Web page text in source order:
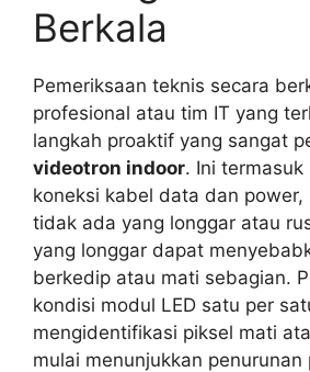
Berkala
Pemeriksaan teknis secara
profesional atau tim IT yang
langkah proaktif yang sangat
videotron indoor. Ini termasuk
koneksi kabel data dan power,
tidak ada yang longgar atau
yang longgar dapat
berkedip atau mati sebagian.
kondisi modul LED satu per
mengidentifikasi piksel mati
mulai menunjukkan